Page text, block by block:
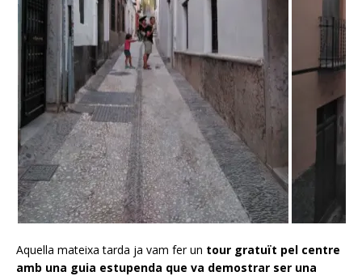
Aquella mateixa tarda ja vam fer un tour gratuït pel centre
amb una guia estupenda que va demostrar ser una